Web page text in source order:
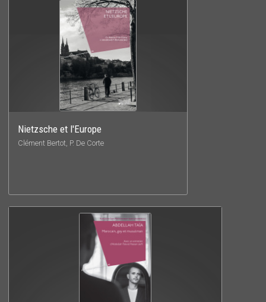
Nietzsche et l'Europe
Clément Bertot, P. De Corte